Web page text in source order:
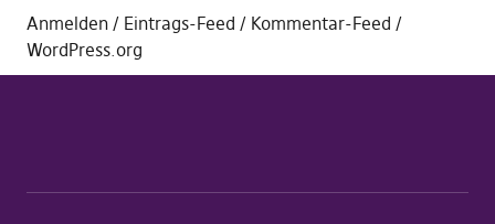
Anmelden Eintrags-Feed
Kommentar-Feed
WordPress.org